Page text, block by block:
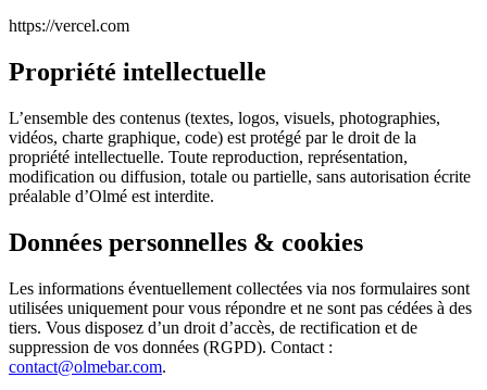
https://vercel.com
Propriété intellectuelle
L’ensemble des contenus (textes, logos, visuels, photographies,
vidéos, charte graphique, code) est protégé par le droit de la
propriété intellectuelle. Toute reproduction, représentation,
modification ou diffusion, totale ou partielle, sans autorisation écrite
préalable d’Olmé est interdite.
Données personnelles & cookies
Les informations éventuellement collectées via nos formulaires sont
utilisées uniquement pour vous répondre et ne sont pas cédées à des
tiers. Vous disposez d’un droit d’accès, de rectification et de
suppression de vos données (RGPD). Contact :
contact@olmebar.com.